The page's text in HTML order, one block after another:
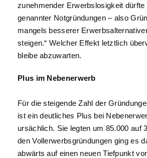
zunehmender Erwerbslosigkeit dürfte
genannter Notgründungen – also
mangels besserer
steigen.“ Welcher Effekt letztlich
bleibe abzuwarten.
Plus im Nebenerwerb
Für die steigende Zahl der
ist ein deutliches Plus bei
ursächlich. Sie legten um 85.000 auf
den Vollerwerbsgründungen ging es
abwärts auf einen neuen Tiefpunkt